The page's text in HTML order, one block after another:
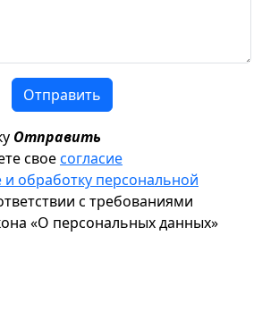
Отправить
Отправить
своесогласие
обработку персональной
с требованиями
«О персональных данных»